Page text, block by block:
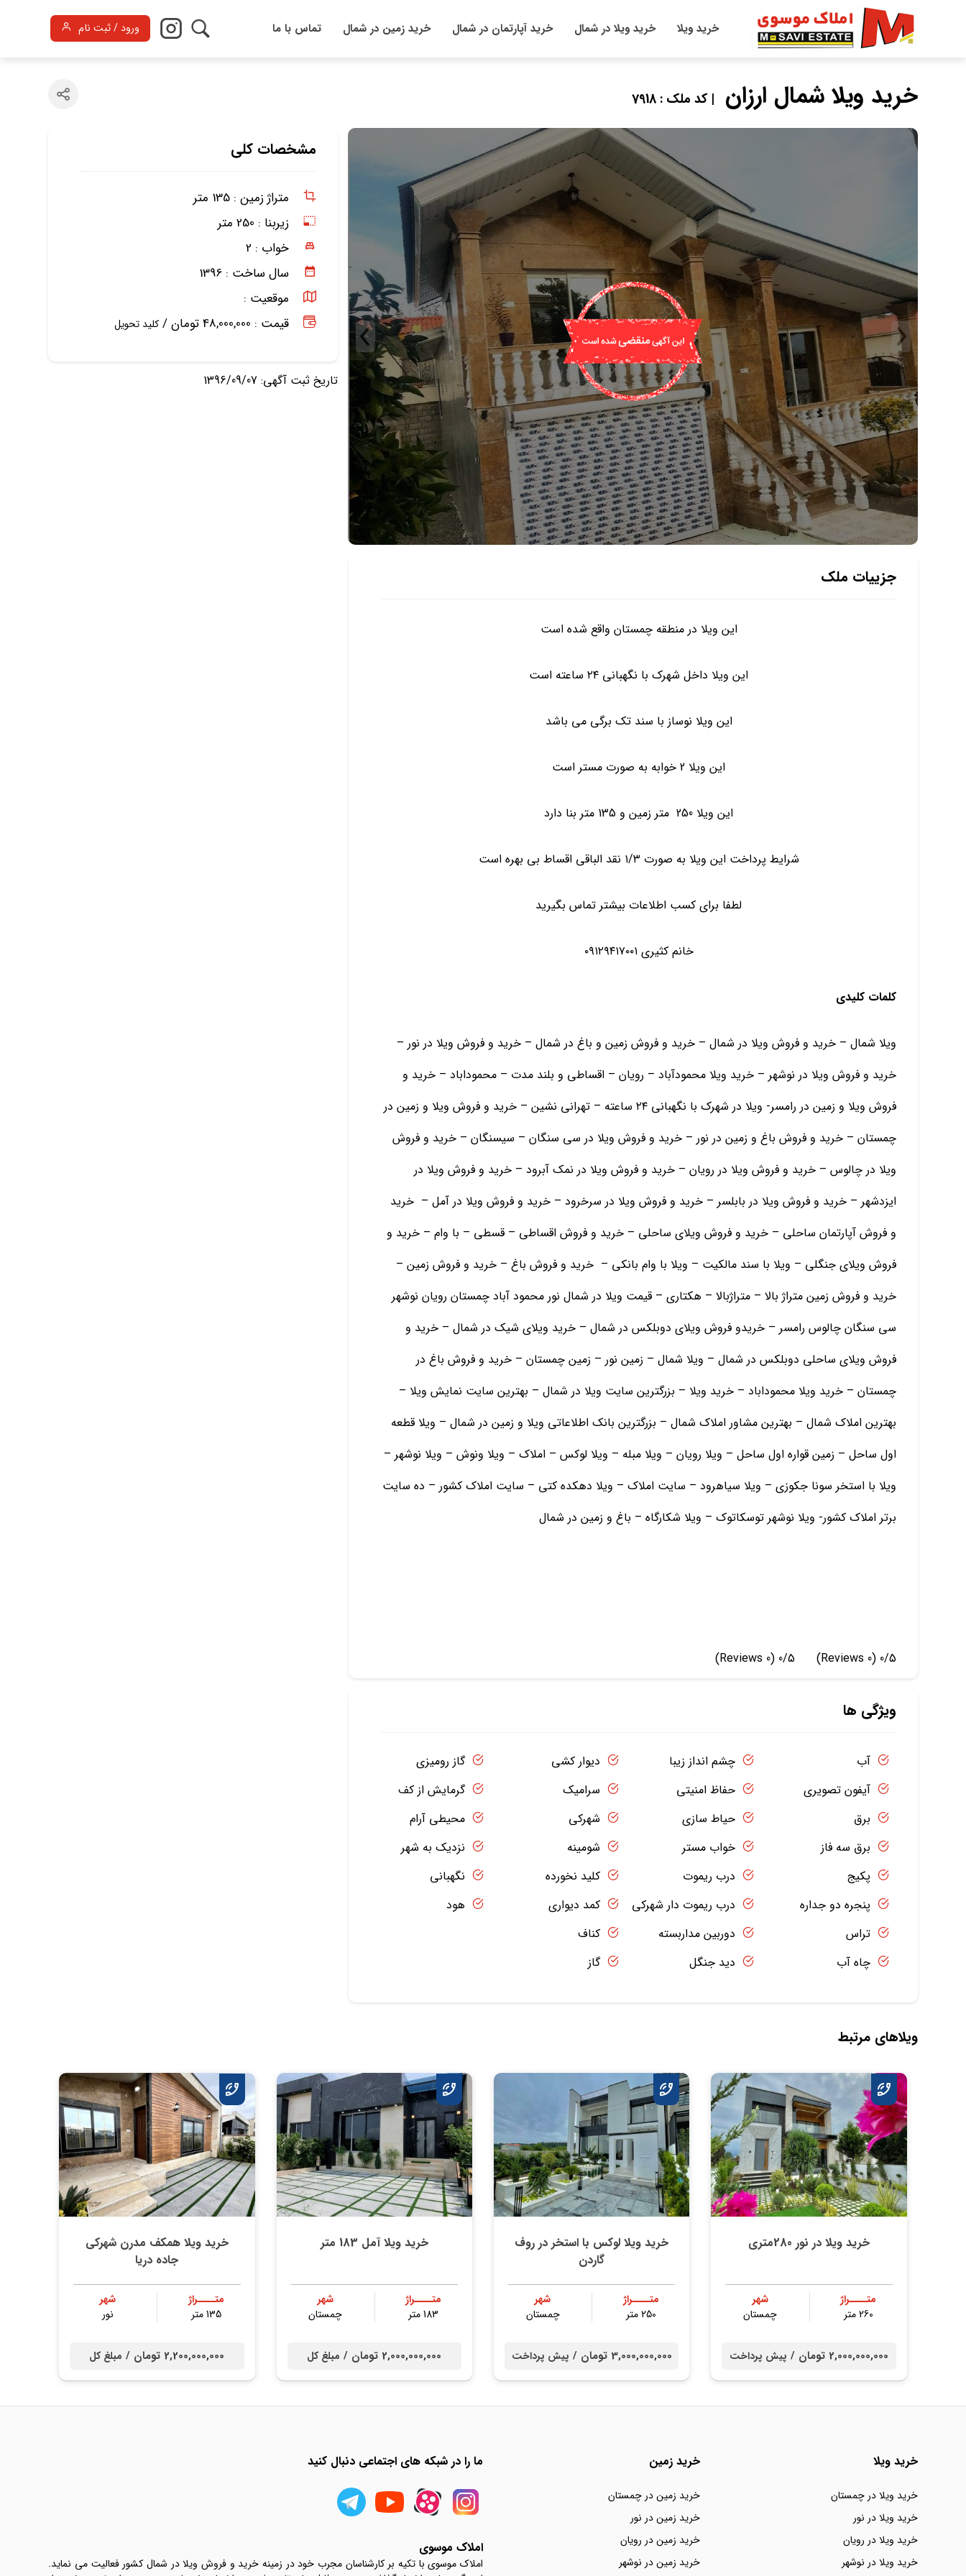
خرید ویلا خرید ویلا در شمال خرید آپارتمان در شمال خرید زمین در شمال تماس با ما ورود / ثبت نام
خرید ویلا شمال ارزان | کد ملک : 7918
مشخصات کلی
متراژ زمین : 135 متر
زیربنا : 250 متر
خواب : 2
سال ساخت : 1396
موقعیت :
قیمت : 48,000,000 تومان /
کلید تحویل
تاریخ ثبت آگهی: 1396/09/07
جزییات ملک
این ویلا در منطقه چمستان واقع شده است
این ویلا داخل شهرک با نگهبانی ۲۴ ساعته است
این ویلا نوساز با سند تک برگی می باشد
این ویلا 2 خوابه به صورت مستر است
این ویلا 250 متر زمین و 135 متر بنا دارد
شرایط پرداخت این ویلا به صورت ۱/۳ نقد الباقی اقساط بی بهره است
لطفا برای کسب اطلاعات بیشتر تماس بگیرید
خانم کثیری ۰۹۱۲۹۴۱۷۰۰۱
کلمات کلیدی
ویلا شمال – خرید و فروش ویلا در شمال – خرید و فروش زمین و باغ در شمال – خرید و فروش ویلا در نور –
خرید و فروش ویلا در نوشهر – خرید ویلا محمودآباد – رویان – اقساطی و بلند مدت – محموداباد – خرید و
فروش ویلا و زمین در رامسر- ویلا در شهرک با نگهبانی ۲۴ ساعته – تهرانی نشین – خرید و فروش ویلا و زمین در
چمستان – خرید و فروش باغ و زمین در نور – خرید و فروش ویلا در سی سنگان – سیسنگان – خرید و فروش
ویلا در چالوس – خرید و فروش ویلا در رویان – خرید و فروش ویلا در نمک آبرود – خرید و فروش ویلا در
ایزدشهر – خرید و فروش ویلا در بابلسر – خرید و فروش ویلا در سرخرود – خرید و فروش ویلا در آمل – خرید
و فروش آپارتمان ساحلی – خرید و فروش ویلای ساحلی – خرید و فروش اقساطی – قسطی – با وام – خرید و
فروش ویلای جنگلی – ویلا با سند مالکیت – ویلا با وام بانکی – خرید و فروش باغ – خرید و فروش زمین –
خرید و فروش زمین متراژ بالا – متراژبالا – هکتاری – قیمت ویلا در شمال نور محمود آباد چمستان رویان نوشهر
سی سنگان چالوس رامسر – خریدو فروش ویلای دوبلکس در شمال – خرید ویلای شیک در شمال – خرید و
فروش ویلای ساحلی دوبلکس در شمال – ویلا شمال – زمین نور – زمین چمستان – خرید و فروش باغ در
چمستان – خرید ویلا محموداباد – خرید ویلا – بزرگترین سایت ویلا در شمال – بهترین سایت نمایش ویلا –
بهترین املاک شمال – بهترین مشاور املاک شمال – بزرگترین بانک اطلاعاتی ویلا و زمین در شمال – ویلا قطعه
اول ساحل – زمین قواره اول ساحل – ویلا رویان – ویلا مبله – ویلا لوکس – املاک – ویلا ونوش – ویلا نوشهر –
ویلا با استخر سونا جکوزی – ویلا سیاهرود – سایت املاک – ویلا دهکده کتی – سایت املاک کشور – ده سایت
برتر املاک کشور- ویلا نوشهر توسکاتوک – ویلا شکارگاه – باغ و زمين در شمال
0/5
(0 Reviews)
0/5
(0 Reviews)
ویژگی ها
آب
آیفون تصویری
برق
برق سه فاز
پکیج
پنجره دو جداره
تراس
چاه آب
چشم انداز زیبا
حفاظ امنیتی
حیاط سازی
خواب مستر
درب ریموت
درب ریموت دار شهرکی
دوربین مداربسته
دید جنگل
دیوار کشی
سرامیک
شهرکی
شومینه
کلید نخورده
کمد دیواری
کناف
گاز
گاز رومیزی
گرمایش از کف
محیطی آرام
نزدیک به شهر
نگهبانی
هود
ویلاهای مرتبط
خرید ویلا در نور 280متری
متــــراژ
260 متر
شهر
چمستان
2,000,000,000 تومان / پیش پرداخت
خرید ویلا لوکس با استخر در روف
گاردن
متــــراژ
250 متر
شهر
چمستان
3,000,000,000 تومان / پیش پرداخت
خرید ویلا آمل 183 متر
متــــراژ
183 متر
شهر
چمستان
2,000,000,000 تومان / مبلغ کل
خرید ویلا همکف مدرن شهرکی
جاده دریا
متــــراژ
135 متر
شهر
نور
2,200,000,000 تومان / مبلغ کل
خرید ویلا
خرید ویلا در چمستان
خرید ویلا در نور
خرید ویلا در رویان
خرید ویلا در نوشهر
خرید زمین
خرید زمین در چمستان
خرید زمین در نور
خرید زمین در رویان
خرید زمین در نوشهر
ما را در شبکه های اجتماعی دنبال کنید
املاک موسوی
املاک موسوی با تکیه بر کارشناسان مجرب خود در زمینه خرید و فروش ویلا در شمال کشور فعالیت می نماید.